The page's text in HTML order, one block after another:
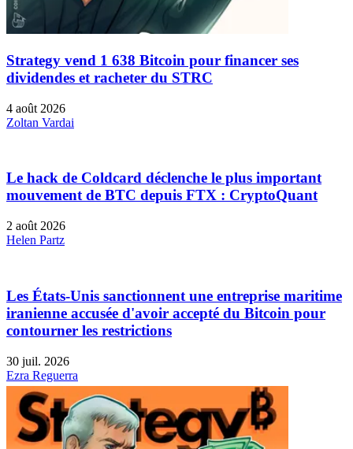
Strategy vend 1 638 Bitcoin pour financer ses
dividendes et racheter du STRC
4 août 2026
Zoltan Vardai
Le hack de Coldcard déclenche le plus important
mouvement de BTC depuis FTX : CryptoQuant
2 août 2026
Helen Partz
Les États-Unis sanctionnent une entreprise maritime
iranienne accusée d'avoir accepté du Bitcoin pour
contourner les restrictions
30 juil. 2026
Ezra Reguerra